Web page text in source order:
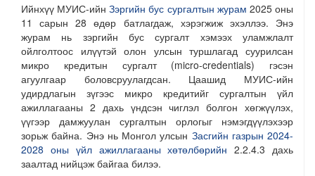
Ийнхүү МУИС-ийнЗэргийн бус сургалтын журам 2025 оны
11 сарын 28 өдөр батлагдаж, хэрэгжиж эхэллээ. Энэ
журам нь зэргийн бус сургалт хэмээх уламжлалт
ойлголтоос илүүтэй олон улсын туршлагад суурилсан
микро кредитын сургалт (micro-credentials) гэсэн
агуулгаар боловсруулагдсан. Цаашид МУИС-ийн
удирдлагын зүгээс микро кредитийг сургалтын үйл
ажиллагааны 2 дахь үндсэн чиглэл болгон хөгжүүлэх,
үүгээр дамжуулан сургалтын орлогыг нэмэгдүүлэхээр
зорьж байна. Энэ нь Монгол улсын Засгийн газрын 2024-
2028 оны үйл ажиллагааны хөтөлбөрийн 2.2.4.3 дахь
заалтад нийцэж байгаа билээ.